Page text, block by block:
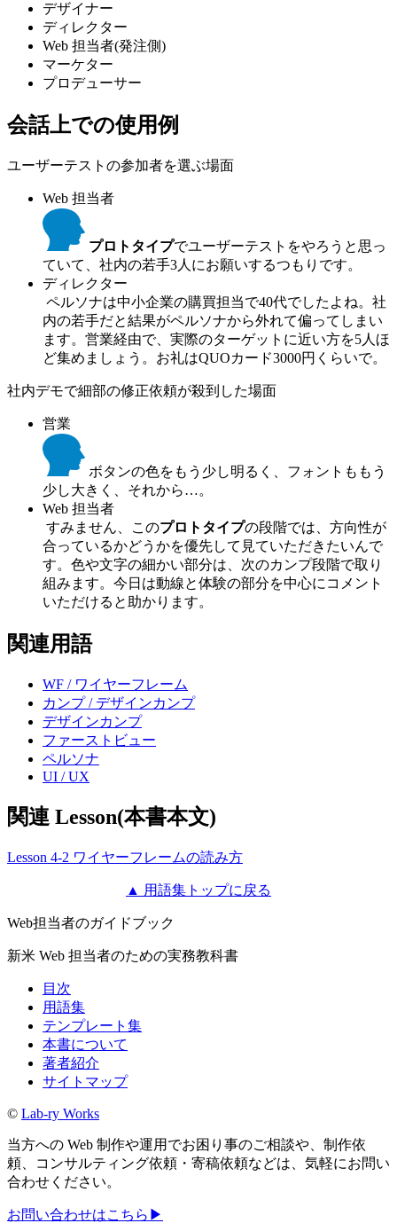
デザイナー
ディレクター
Web 担当者(発注側)
マーケター
プロデューサー
会話上での使用例
ユーザーテストの参加者を選ぶ場面
Web 担当者
プロトタイプでユーザーテストをやろうと思っ
ていて、社内の若手3人にお願いするつもりです。
ディレクター
ペルソナは中小企業の購買担当で40代でしたよね。社
内の若手だと結果がペルソナから外れて偏ってしまい
ます。営業経由で、実際のターゲットに近い方を5人ほ
ど集めましょう。お礼はQUOカード3000円くらいで。
社内デモで細部の修正依頼が殺到した場面
営業
ボタンの色をもう少し明るく、フォントももう
少し大きく、それから…。
Web 担当者
すみません、このプロトタイプの段階では、方向性が
合っているかどうかを優先して見ていただきたいんで
す。色や文字の細かい部分は、次のカンプ段階で取り
組みます。今日は動線と体験の部分を中心にコメント
いただけると助かります。
関連用語
WF / ワイヤーフレーム
カンプ / デザインカンプ
デザインカンプ
ファーストビュー
ペルソナ
UI / UX
関連 Lesson(本書本文)
Lesson 4-2 ワイヤーフレームの読み方
▲ 用語集トップに戻る
Web担当者のガイドブック
新米 Web 担当者のための実務教科書
目次
用語集
テンプレート集
本書について
著者紹介
サイトマップ
© Lab-ry Works
当方への Web 制作や運用でお困り事のご相談や、制作依
頼、コンサルティング依頼・寄稿依頼などは、気軽にお問い
合わせください。
お問い合わせはこちら ▶